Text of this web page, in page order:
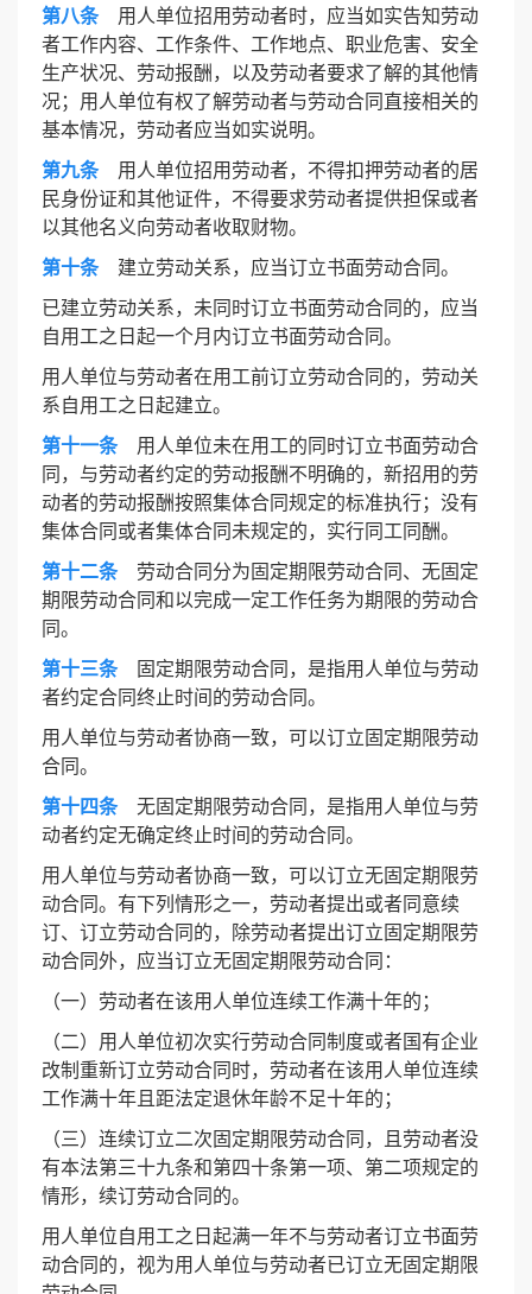
第八条用人单位招用劳动者时，应当如实告知劳动
者工作内容、工作条件、工作地点、职业危害、安全
生产状况、劳动报酬，以及劳动者要求了解的其他情
况；用人单位有权了解劳动者与劳动合同直接相关的
基本情况，劳动者应当如实说明。
第九条用人单位招用劳动者，不得扣押劳动者的居
民身份证和其他证件，不得要求劳动者提供担保或者
以其他名义向劳动者收取财物。
第十条建立劳动关系，应当订立书面劳动合同。
已建立劳动关系，未同时订立书面劳动合同的，应当
自用工之日起一个月内订立书面劳动合同。
用人单位与劳动者在用工前订立劳动合同的，劳动关
系自用工之日起建立。
第十一条用人单位未在用工的同时订立书面劳动合
同，与劳动者约定的劳动报酬不明确的，新招用的劳
动者的劳动报酬按照集体合同规定的标准执行；没有
集体合同或者集体合同未规定的，实行同工同酬。
第十二条劳动合同分为固定期限劳动合同、无固定
期限劳动合同和以完成一定工作任务为期限的劳动合
同。
第十三条固定期限劳动合同，是指用人单位与劳动
者约定合同终止时间的劳动合同。
用人单位与劳动者协商一致，可以订立固定期限劳动
合同。
第十四条无固定期限劳动合同，是指用人单位与劳
动者约定无确定终止时间的劳动合同。
用人单位与劳动者协商一致，可以订立无固定期限劳
动合同。有下列情形之一，劳动者提出或者同意续
订、订立劳动合同的，除劳动者提出订立固定期限劳
动合同外，应当订立无固定期限劳动合同：
（一）劳动者在该用人单位连续工作满十年的；
（二）用人单位初次实行劳动合同制度或者国有企业
改制重新订立劳动合同时，劳动者在该用人单位连续
工作满十年且距法定退休年龄不足十年的；
（三）连续订立二次固定期限劳动合同，且劳动者没
有本法第三十九条和第四十条第一项、第二项规定的
情形，续订劳动合同的。
用人单位自用工之日起满一年不与劳动者订立书面劳
动合同的，视为用人单位与劳动者已订立无固定期限